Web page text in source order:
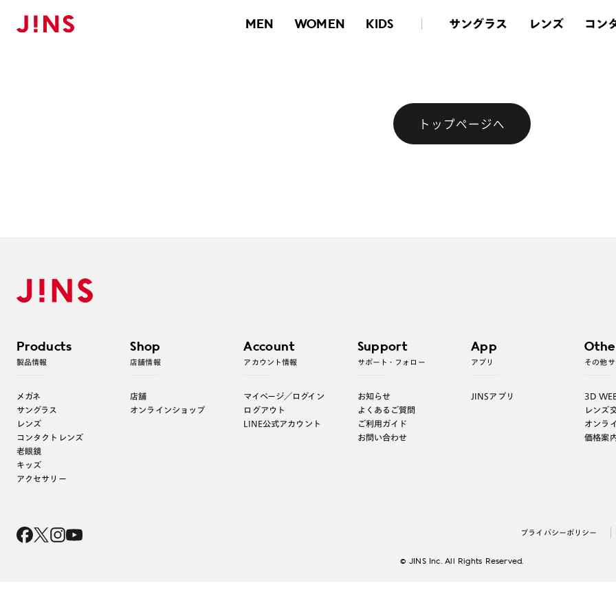
MEN WOMEN KIDS サングラス レンズ コン
トップページへ
Products
製品情報
メガネ
サングラス
レンズ
コンタクトレンズ
老眼鏡
キッズ
アクセサリー
Shop
店舗情報
店舗
オンラインショップ
Account
アカウント情報
マイページ／ログイン
ログアウト
LINE公式アカウント
Support
サポート・フォロー
お知らせ
よくあるご質問
ご利用ガイド
お問い合わせ
App
アプリ
JINSアプリ
その他サ
3D
レンズ
オンラ
価格案
プライバシーポリシー
© JINS Inc. All Rights Reserved.